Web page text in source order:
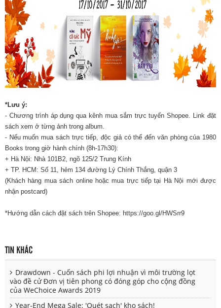
*Lưu ý:
- Chương trình áp dụng qua kênh mua sắm trực tuyến Shopee. Link đặt
sách xem ở từng ảnh trong album.
- Nếu muốn mua sách trực tiếp, độc giả có thể đến văn phòng của 1980
Books trong giờ hành chính (8h-17h30):
+ Hà Nội: Nhà 101B2, ngõ 125/2 Trung Kính
+ TP. HCM: Số 11, hẻm 134 đường Lý Chính Thắng, quận 3
(Khách hàng mua sách online hoặc mua trực tiếp tại Hà Nội mới được
nhận postcard)
*Hướng dẫn cách đặt sách trên Shopee: https://goo.gl/HWSrr9
TIN KHÁC
Drawdown - Cuốn sách phi lợi nhuận vì môi trường lọt
vào đề cử Đơn vị tiên phong có đóng góp cho cộng đồng
của WeChoice Awards 2019
Year-End Mega Sale: 'Quét sạch' kho sách!